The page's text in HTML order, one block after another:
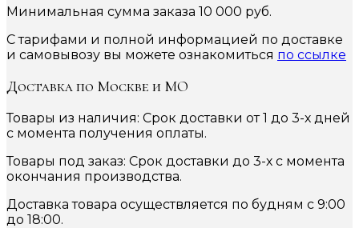
Минимальная сумма заказа 10 000 руб.
С тарифами и полной информацией по доставке
и самовывозу вы можете ознакомиться по ссылке
Доставка по Москве и МО
Товары из наличия: Срок доставки от 1 до 3-х дней
с момента получения оплаты.
Товары под заказ: Срок доставки до 3-х с момента
окончания производства.
Доставка товара осуществляется по будням с 9:00
до 18:00.